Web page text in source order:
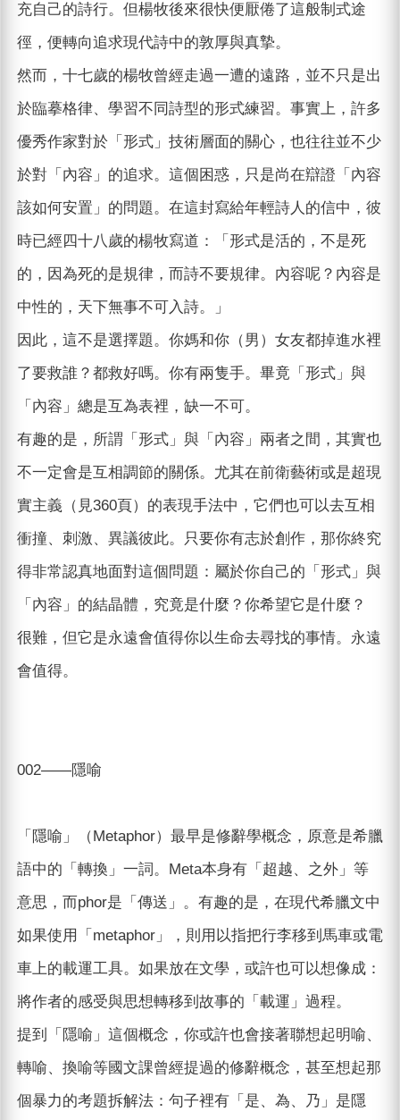
充自己的詩行。但楊牧後來很快便厭倦了這般制式途
徑，便轉向追求現代詩中的敦厚與真摯。
然而，十七歲的楊牧曾經走過一遭的遠路，並不只是出
於臨摹格律、學習不同詩型的形式練習。事實上，許多
優秀作家對於「形式」技術層面的關心，也往往並不少
於對「內容」的追求。這個困惑，只是尚在辯證「內容
該如何安置」的問題。在這封寫給年輕詩人的信中，彼
時已經四十八歲的楊牧寫道：「形式是活的，不是死
的，因為死的是規律，而詩不要規律。內容呢？內容是
中性的，天下無事不可入詩。」
因此，這不是選擇題。你媽和你（男）女友都掉進水裡
了要救誰？都救好嗎。你有兩隻手。畢竟「形式」與
「內容」總是互為表裡，缺一不可。
有趣的是，所謂「形式」與「內容」兩者之間，其實也
不一定會是互相調節的關係。尤其在前衛藝術或是超現
實主義（見360頁）的表現手法中，它們也可以去互相
衝撞、刺激、異議彼此。只要你有志於創作，那你終究
得非常認真地面對這個問題：屬於你自己的「形式」與
「內容」的結晶體，究竟是什麼？你希望它是什麼？
很難，但它是永遠會值得你以生命去尋找的事情。永遠
會值得。
002——隱喻
「隱喻」（Metaphor）最早是修辭學概念，原意是希臘
語中的「轉換」一詞。Meta本身有「超越、之外」等
意思，而phor是「傳送」。有趣的是，在現代希臘文中
如果使用「metaphor」，則用以指把行李移到馬車或電
車上的載運工具。如果放在文學，或許也可以想像成：
將作者的感受與思想轉移到故事的「載運」過程。
提到「隱喻」這個概念，你或許也會接著聯想起明喻、
轉喻、換喻等國文課曾經提過的修辭概念，甚至想起那
個暴力的考題拆解法：句子裡有「是、為、乃」是隱